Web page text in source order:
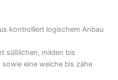
kontrolliert logischem Anbau
süßlichen, milden bis
eine weiche bis zähe